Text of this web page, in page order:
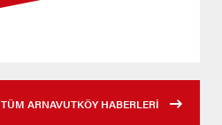
TÜM ARNAVUTKÖY HABERLERİ